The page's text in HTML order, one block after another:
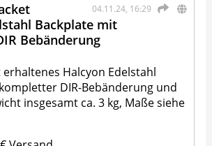
04.11.24, 16:29
Backplate mit
Bebänderung
Halcyon Edelstahl
DIR-Bebänderung und
insgesamt ca. 3 kg, Maße siehe